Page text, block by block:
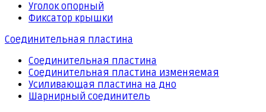
Уголок опорный
Фиксатор крышки
Соединительная пластина
Соединительная пластина
Соединительная пластина изменяемая
Усиливающая пластина на дно
Шарнирный соединитель